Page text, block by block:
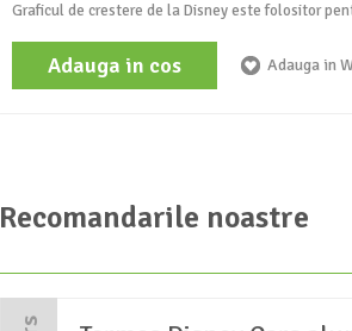
Graficul de crestere de la Disney este folositor
Adauga in cos Adauga in
Recomandarile noastre